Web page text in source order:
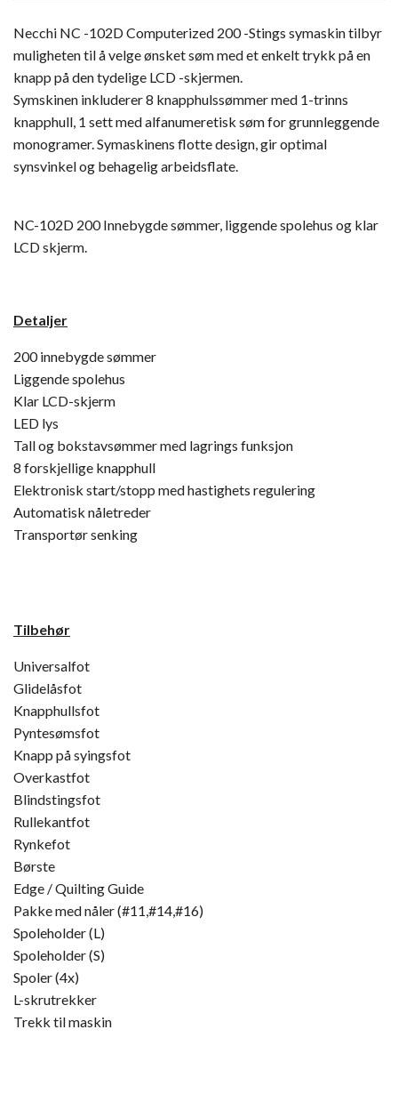
Necchi NC -102D Computerized 200 -Stings symaskin tilbyr
muligheten til å velge ønsket søm med et enkelt trykk på en
knapp på den tydelige LCD -skjermen.
Symskinen inkluderer 8 knapphulssømmer med 1-trinns
knapphull, 1 sett med alfanumeretisk søm for grunnleggende
monogramer. Symaskinens flotte design, gir optimal
synsvinkel og behagelig arbeidsflate.
NC-102D 200 Innebygde sømmer, liggende spolehus og klar
LCD skjerm.
Detaljer
200 innebygde sømmer
Liggende spolehus
Klar LCD-skjerm
LED lys
Tall og bokstavsømmer med lagrings funksjon
8 forskjellige knapphull
Elektronisk start/stopp med hastighets regulering
Automatisk nåletreder
Transportør senking
Tilbehør
Universalfot
Glidelåsfot
Knapphullsfot
Pyntesømsfot
Knapp på syingsfot
Overkastfot
Blindstingsfot
Rullekantfot
Rynkefot
Børste
Edge / Quilting Guide
Pakke med nåler (#11,#14,#16)
Spoleholder (L)
Spoleholder (S)
Spoler (4x)
L-skrutrekker
Trekk til maskin